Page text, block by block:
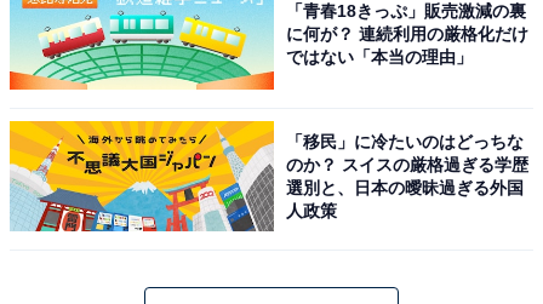
「青春18きっぷ」販売激減の裏
に何が？ 連続利用の厳格化だけ
ではない「本当の理由」
「移民」に冷たいのはどっちな
のか？ スイスの厳格過ぎる学歴
選別と、日本の曖昧過ぎる外国
人政策